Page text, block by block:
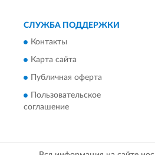
СЛУЖБА ПОДДЕРЖКИ
Контакты
Карта сайта
Публичная оферта
Пользовательское
соглашение